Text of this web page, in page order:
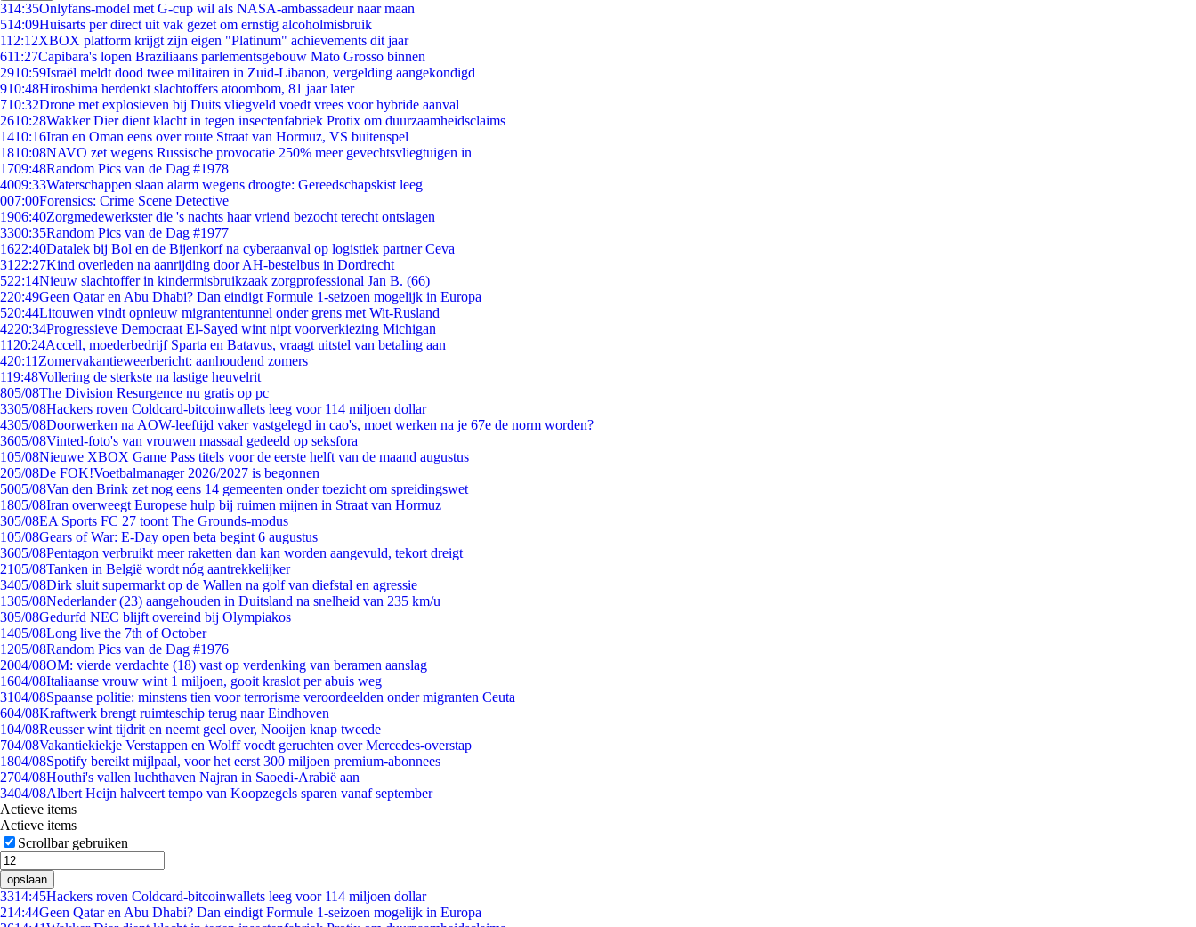
314:35Onlyfans-model met G-cup wil als NASA-ambassadeur naar maan
514:09Huisarts per direct uit vak gezet om ernstig alcoholmisbruik
112:12XBOX platform krijgt zijn eigen "Platinum" achievements dit jaar
611:27Capibara's lopen Braziliaans parlementsgebouw Mato Grosso binnen
2910:59Israël meldt dood twee militairen in Zuid-Libanon, vergelding aangekondigd
910:48Hiroshima herdenkt slachtoffers atoombom, 81 jaar later
710:32Drone met explosieven bij Duits vliegveld voedt vrees voor hybride aanval
2610:28Wakker Dier dient klacht in tegen insectenfabriek Protix om duurzaamheidsclaims
1410:16Iran en Oman eens over route Straat van Hormuz, VS buitenspel
1810:08NAVO zet wegens Russische provocatie 250% meer gevechtsvliegtuigen in
1709:48Random Pics van de Dag #1978
4009:33Waterschappen slaan alarm wegens droogte: Gereedschapskist leeg
007:00Forensics: Crime Scene Detective
1906:40Zorgmedewerkster die 's nachts haar vriend bezocht terecht ontslagen
3300:35Random Pics van de Dag #1977
1622:40Datalek bij Bol en de Bijenkorf na cyberaanval op logistiek partner Ceva
31 22:27Kind overleden na aanrijding door AH-bestelbus in Dordrecht
522:14Nieuw slachtoffer in kindermisbruikzaak zorgprofessional Jan B. (66)
220:49Geen Qatar en Abu Dhabi? Dan eindigt Formule 1-seizoen mogelijk in Europa
520:44Litouwen vindt opnieuw migrantentunnel onder grens met Wit-Rusland
4220:34Progressieve Democraat El-Sayed wint nipt voorverkiezing Michigan
11 20:24Accell, moederbedrijf Sparta en Batavus, vraagt uitstel van betaling aan
420:11 Zomervakantieweerbericht: aanhoudend zomers
119:48Vollering de sterkste na lastige heuvelrit
805/08The Division Resurgence nu gratis op pc
3305/08Hackers roven Coldcard-bitcoinwallets leeg voor 114 miljoen dollar
4305/08Doorwerken na AOW-leeftijd vaker vastgelegd in cao's, moet werken na je 67e de norm worden?
3605/08Vinted-foto's van vrouwen massaal gedeeld op seksfora
105/08Nieuwe XBOX Game Pass titels voor de eerste helft van de maand augustus
205/08De FOK!Voetbalmanager 2026/2027 is begonnen
5005/08Van den Brink zet nog eens 14 gemeenten onder toezicht om spreidingswet
1805/08Iran overweegt Europese hulp bij ruimen mijnen in Straat van Hormuz
305/08EA Sports FC 27 toont The Grounds-modus
105/08Gears of War: E-Day open beta begint 6 augustus
3605/08Pentagon verbruikt meer raketten dan kan worden aangevuld, tekort dreigt
2105/08Tanken in België wordt nóg aantrekkelijker
3405/08Dirk sluit supermarkt op de Wallen na golf van diefstal en agressie
1305/08Nederlander (23) aangehouden in Duitsland na snelheid van 235 km/u
305/08Gedurfd NEC blijft overeind bij Olympiakos
1405/08Long live the 7th of October
1205/08Random Pics van de Dag #1976
2004/08OM: vierde verdachte (18) vast op verdenking van beramen aanslag
1604/08Italiaanse vrouw wint 1 miljoen, gooit kraslot per abuis weg
3104/08Spaanse politie: minstens tien voor terrorisme veroordeelden onder migranten Ceuta
604/08Kraftwerk brengt ruimteschip terug naar Eindhoven
104/08Reusser wint tijdrit en neemt geel over, Nooijen knap tweede
704/08Vakantiekiekje Verstappen en Wolff voedt geruchten over Mercedes-overstap
1804/08Spotify bereikt mijlpaal, voor het eerst 300 miljoen premium-abonnees
2704/08Houthi's vallen luchthaven Najran in Saoedi-Arabië aan
3404/08Albert Heijn halveert tempo van Koopzegels sparen vanaf september
Actieve items
Actieve items
Scrollbar gebruiken
opslaan
3314:45Hackers roven Coldcard-bitcoinwallets leeg voor 114 miljoen dollar
214:44Geen Qatar en Abu Dhabi? Dan eindigt Formule 1-seizoen mogelijk in Europa